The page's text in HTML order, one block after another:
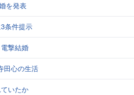
を発表
条件提示
撃結婚
田心の生活
いたか